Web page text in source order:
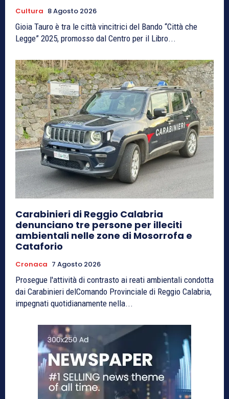
Cultura 8 Agosto 2026
Gioia Tauro è tra le città vincitrici del Bando “Città che
Legge” 2025, promosso dal Centro per il Libro...
Carabinieri di Reggio Calabria
denunciano tre persone per illeciti
ambientali nelle zone di Mosorrofa e
Cataforio
Cronaca 7 Agosto 2026
Prosegue l'attività di contrasto ai reati ambientali condotta
dai Carabinieri delComando Provinciale di Reggio Calabria,
impegnati quotidianamente nella...